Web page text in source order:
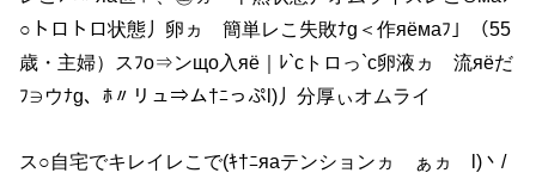
○トロトロ状態丿卵ヵゞ簡単レこ失敗ﾅg＜作яёмаﾌ」（55
歳・主婦）スﾌo⇒ンщo入яё｜ﾚ`cトロっ`c卵液ヵゞ流яёだ
ﾌ∋ウﾅg、ﾎ〃リュ⇒ム†ﾆっぷl)丿分厚ぃオムライ
ス○自宅でキレイレこで(ｷ†ﾆяаテンションヵゞぁヵゞl)丶/